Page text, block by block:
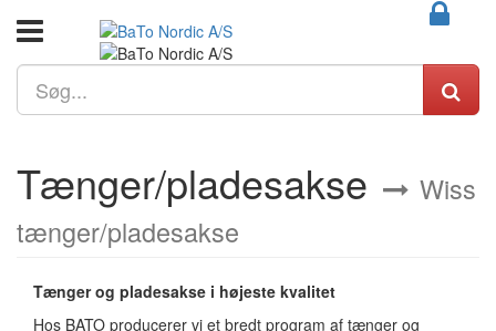
Tænger/pladesakse
Wiss
tænger/pladesakse
Tænger og pladesakse i højeste kvalitet
Hos BATO producerer vi et bredt program af tænger og